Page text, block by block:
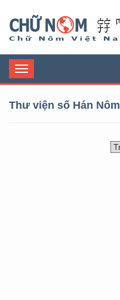
Toggle
navigation
Thư viện số Hán Nôm